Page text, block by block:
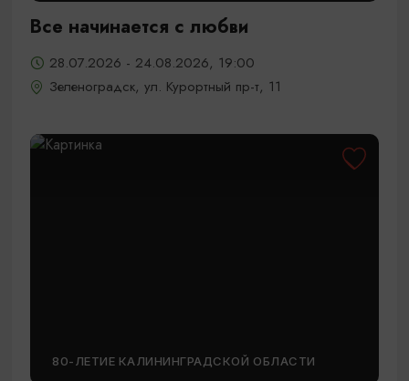
Все начинается с любви
28.07.2026 - 24.08.2026, 19:00
Зеленоградск, ул. Курортный пр-т, 11
80-ЛЕТИЕ КАЛИНИНГРАДСКОЙ ОБЛАСТИ